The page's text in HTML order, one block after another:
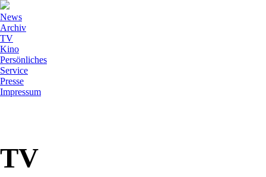
News
Archiv
TV
Kino
Persönliches
Service
Presse
Impressum
TV